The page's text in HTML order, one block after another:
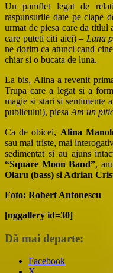
Un pamflet legat de
raspunsurile date pe clape
urmat de piesa care da titlul
care puteti citi aici) – Luna
ne dorim ca atunci cand
chiar si o bucata de luna.
La bis, Alina a revenit
Trupa care a legat si a
magie si stari si sentimente
publicului), piesa Am un
Ca de obicei, Alina
sau mai triste, mai
sedimentat si au ajuns
“Square Moon Band”,
Olaru (bass) si Adrian
Foto: Robert Antonescu
[nggallery id=30]
Dă mai departe:
Facebook